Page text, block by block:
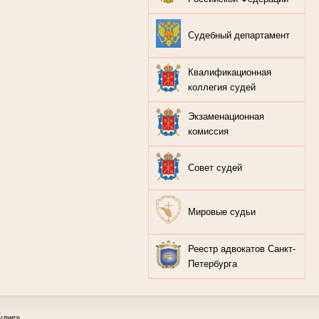
Судебный департамент
Квалификационная
коллегия судей
Экзаменационная
комиссия
Совет судей
Мировые судьи
Реестр адвокатов Санкт-
Петербурга